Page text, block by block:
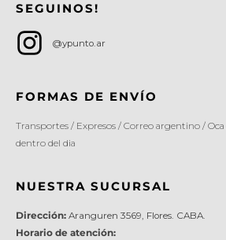
SEGUINOS!
@ypunto.ar
FORMAS DE ENVÍO
Transportes / Expresos / Correo argentino /
dentro del dia
NUESTRA SUCURSAL
Dirección: Aranguren 3569, Flores. CABA.
Horario de atención: